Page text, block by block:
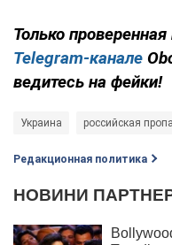
Только
Telegram-канале
ведитесь на фейки!
Украина российская
Редакционная политика